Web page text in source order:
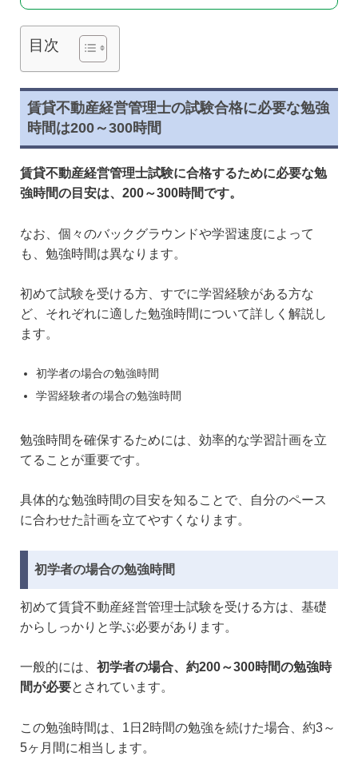
目次
賃貸不動産経営管理士の試験合格に必要な勉強
時間は200～300時間
賃貸不動産経営管理士試験に合格するために必要な勉
強時間の目安は、200～300時間です。
なお、個々のバックグラウンドや学習速度によって
も、勉強時間は異なります。
初めて試験を受ける方、すでに学習経験がある方な
ど、それぞれに適した勉強時間について詳しく解説し
ます。
初学者の場合の勉強時間
学習経験者の場合の勉強時間
勉強時間を確保するためには、効率的な学習計画を立
てることが重要です。
具体的な勉強時間の目安を知ることで、自分のペース
に合わせた計画を立てやすくなります。
初学者の場合の勉強時間
初めて賃貸不動産経営管理士試験を受ける方は、基礎
からしっかりと学ぶ必要があります。
一般的には、 初学者の場合、約200～300時間の勉強時
間が必要とされています。
この勉強時間は、1日2時間の勉強を続けた場合、約3～
5ヶ月間に相当します。